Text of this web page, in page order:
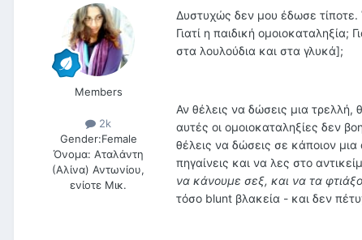
Members
2k
Gender:Female
Όνομα: Αταλάντη
(Αλίνα) Αντωνίου,
ενίοτε Μικ.
Δυστυχώς δεν μου έδωσε
Γιατί η παιδική
στα λουλούδια και στα γλυκά];
Αν θέλεις να δώσεις μια
αυτές οι ομοιοκαταληξίες δεν
θέλεις να δώσεις σε κάποιον
πηγαίνεις και να λες στο
να κάνουμε σεξ, και να τα
τόσο blunt βλακεία - και δεν